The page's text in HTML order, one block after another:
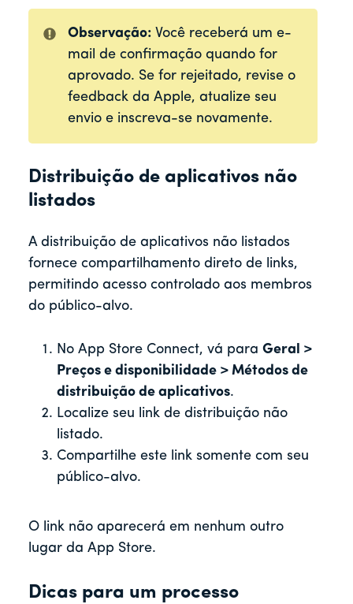
Observação: Você receberá um e-
mail de confirmação quando for
aprovado. Se for rejeitado, revise o
feedback da Apple, atualize seu
envio e inscreva-se novamente.
Distribuição de aplicativos não
listados
A distribuição de aplicativos não listados
fornece compartilhamento direto de links,
permitindo acesso controlado aos membros
do público-alvo.
No App Store Connect, vá para Geral >
Preços e disponibilidade > Métodos de
distribuição de aplicativos.
Localize seu link de distribuição não
listado.
Compartilhe este link somente com seu
público-alvo.
O link não aparecerá em nenhum outro
lugar da App Store.
Dicas para um processo